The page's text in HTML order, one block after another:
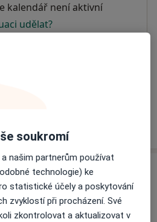
kalendář není aktivní
udělat?
návštěvy)
přijímá pacienty na pojišťovnu
o adrese
svůj názor
soukromí
našim partnerům používat
technologie) ke
statistické účely a poskytování
zvyklostí při procházení. Své
zkontrolovat a aktualizovat v